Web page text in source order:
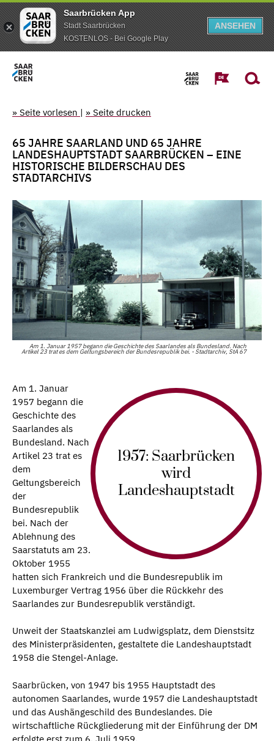
Saarbrücken App
Stadt Saarbrücken
KOSTENLOS - Bei Google Play
ANSEHEN
» Seite vorlesen | » Seite drucken
65 JAHRE SAARLAND UND 65 JAHRE
LANDESHAUPTSTADT SAARBRÜCKEN – EINE
HISTORISCHE BILDERSCHAU DES
STADTARCHIVS
Am 1. Januar 1957 begann die Geschichte des Saarlandes als Bundesland. Nach
Artikel 23 trat es dem Geltungsbereich der Bundesrepublik bei. - Stadtarchiv, StA 67
1957: Saarbrücken
wird
Landeshauptstadt
Am 1. Januar
1957 begann die
Geschichte des
Saarlandes als
Bundesland. Nach
Artikel 23 trat es
dem
Geltungsbereich
der
Bundesrepublik
bei. Nach der
Ablehnung des
Saarstatuts am 23.
Oktober 1955
hatten sich Frankreich und die Bundesrepublik im
Luxemburger Vertrag 1956 über die Rückkehr des
Saarlandes zur Bundesrepublik verständigt.
Unweit der Staatskanzlei am Ludwigsplatz, dem Dienstsitz
des Ministerpräsidenten, gestaltete die Landeshauptstadt
1958 die Stengel-Anlage.
Saarbrücken, von 1947 bis 1955 Hauptstadt des
autonomen Saarlandes, wurde 1957 die Landeshauptstadt
und das Aushängeschild des Bundeslandes. Die
wirtschaftliche Rückgliederung mit der Einführung der DM